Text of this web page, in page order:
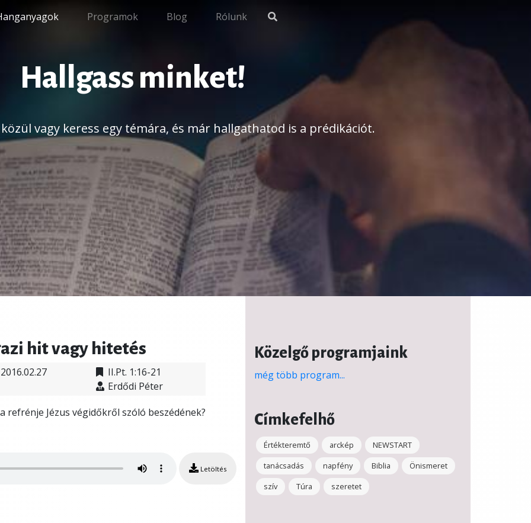
Programok Blog Rólunk
Hallgass minket!
vagy keress egy témára, és már hallgathatod is a prédikációt.
hit vagy hitetés
II.Pt. 1:16-21
Erdődi Péter
refrénje Jézus végidőkről szóló beszédének?
Letöltés
Közelgő programjaink
még több program...
Címkefelhő
Értékteremtő arckép
NEWSTART
tanácsadás
napfény Biblia
Önismeret
szív
Túra szeretet